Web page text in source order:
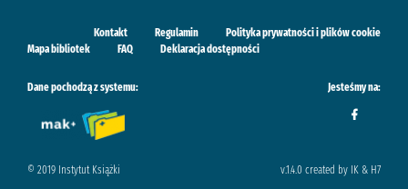
Kontakt Regulamin
Polityka prywatności i plików cookie
Mapa bibliotek
FAQ Deklaracja dostępności
Dane pochodzą z systemu: Jesteśmy na:
© 2019 Instytut Książki v.1.4.0 created by IK & H7